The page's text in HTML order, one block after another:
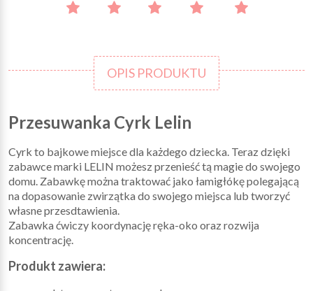
OPIS PRODUKTU
Przesuwanka Cyrk Lelin
Cyrk to bajkowe miejsce dla każdego dziecka. Teraz dzięki
zabawce marki LELIN możesz przenieść tą magie do swojego
domu. Zabawkę można traktować jako łamigłókę polegającą
na dopasowanie zwirzątka do swojego miejsca lub tworzyć
własne przesdtawienia.
Zabawka ćwiczy koordynację ręka-oko oraz rozwija
koncentrację.
Produkt zawiera: